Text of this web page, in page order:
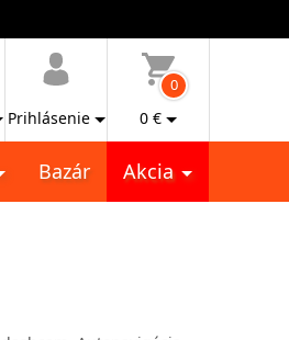
Prihlásenie
0
0 €
Bazár Akcia